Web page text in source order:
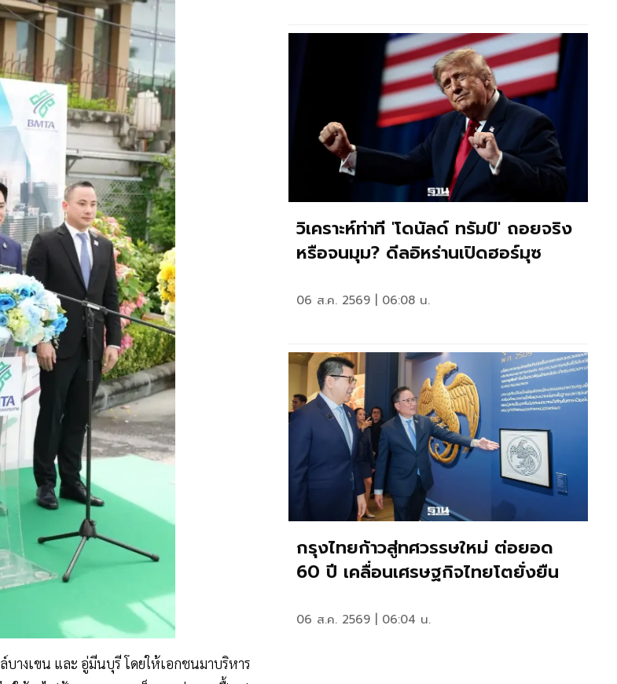
งเขน และ อู่มีนบุรี โดยให้เอกชนมาบริหาร
วิเคราะห์ท่าที 'โดนัลด์ ทรัมป์' ถอยจริง
หรือจนมุม? ดีลอิหร่านเปิดฮอร์มุซ
06 ส.ค. 2569 | 06:08 น.
กรุงไทยก้าวสู่ทศวรรษใหม่ ต่อยอด
60 ปี เคลื่อนเศรษฐกิจไทยโตยั่งยืน
06 ส.ค. 2569 | 06:04 น.